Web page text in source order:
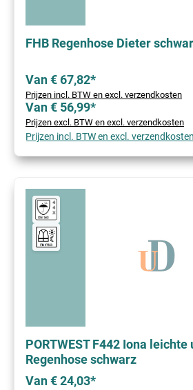
FHB Regenhose Dieter
Van € 67,82*
Prijzen incl. BTW en excl. verzendkosten
Van € 56,99*
Prijzen excl. BTW en excl. verzendkosten
Prijzen incl. BTW en excl. verzendkosten
PORTWEST F442 Iona
Regenhose schwarz
Van € 24,03*